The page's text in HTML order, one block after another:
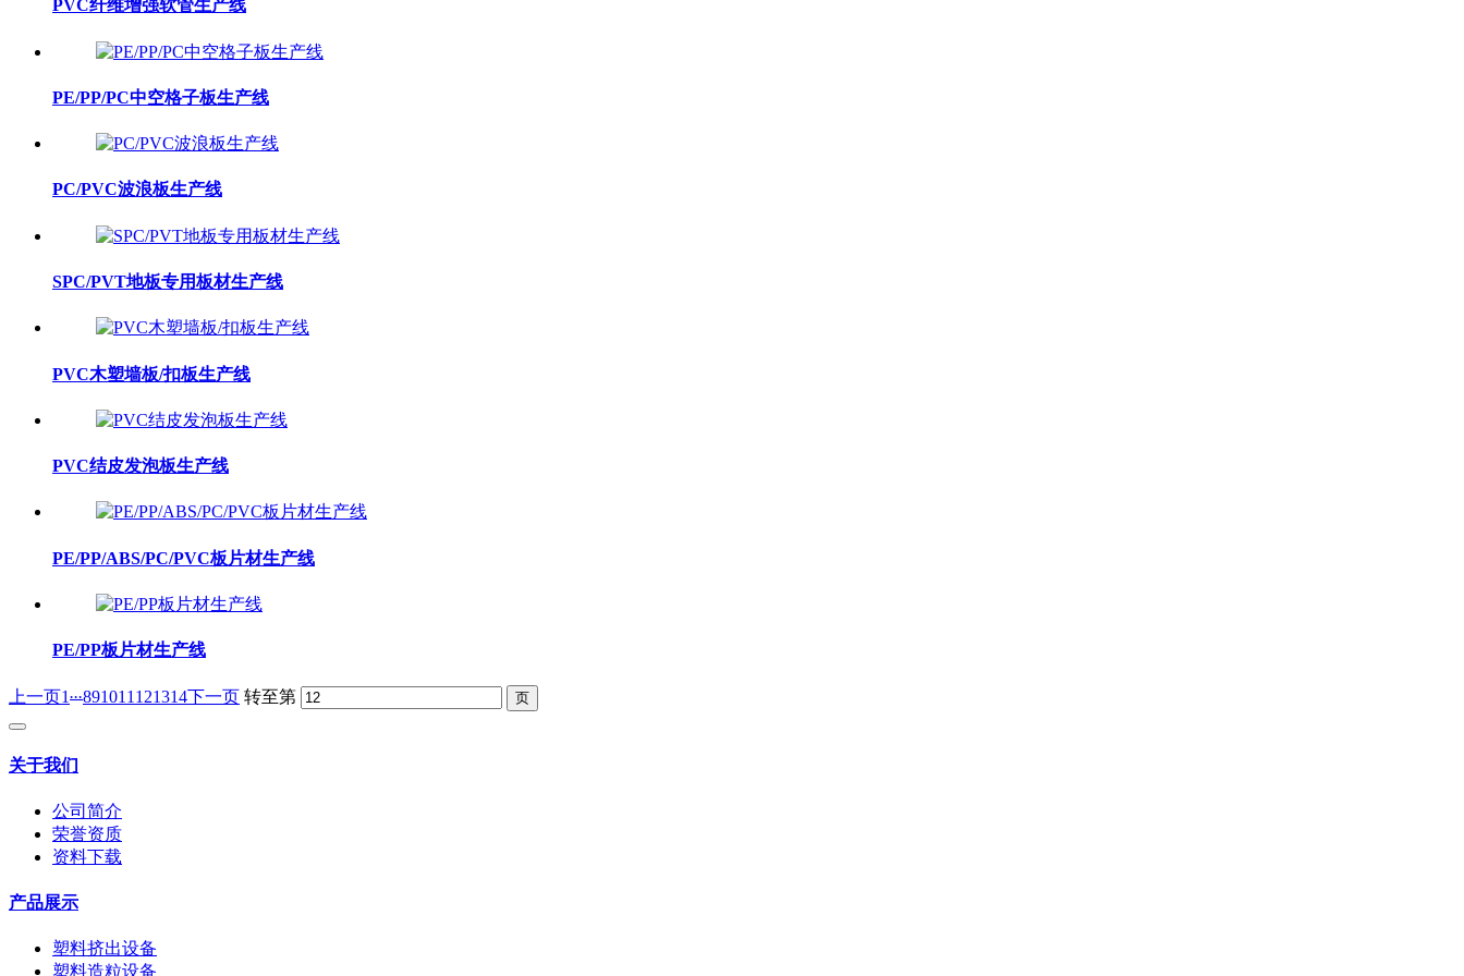
PVC纤维增强软管生产线
PE/PP/PC中空格子板生产线
PC/PVC波浪板生产线
SPC/PVT地板专用板材生产线
PVC木塑墙板/扣板生产线
PVC结皮发泡板生产线
PE/PP/ABS/PC/PVC板片材生产线
PE/PP板片材生产线
上一页1...891011121314下一页 转至第
关于我们
公司简介
荣誉资质
资料下载
产品展示
塑料挤出设备
塑料造粒设备